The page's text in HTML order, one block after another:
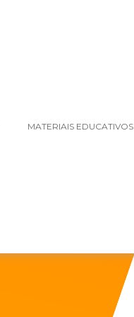
MATERIAIS EDUCATIVOS